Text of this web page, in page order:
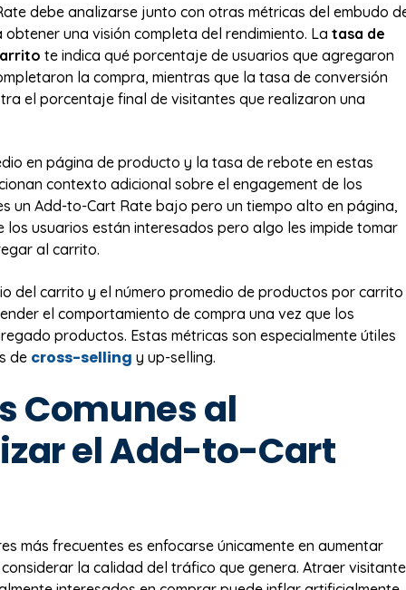
debe analizarse junto con otras métricas del embudo
una visión completa del rendimiento. La tasa de
te indica qué porcentaje de usuarios que agregaron
la compra, mientras que la tasa de conversión
el porcentaje final de visitantes que realizaron una
en página de producto y la tasa de rebote en estas
contexto adicional sobre el engagement de los
un Add-to-Cart Rate bajo pero un tiempo alto en página,
los usuarios están interesados pero algo les impide tomar
al carrito.
del carrito y el número promedio de productos por carrito
el comportamiento de compra una vez que los
productos. Estas métricas son especialmente útiles
de cross-selling y up-selling.
Comunes al
el Add-to-Cart
más frecuentes es enfocarse únicamente en aumentar
la calidad del tráfico que genera. Atraer